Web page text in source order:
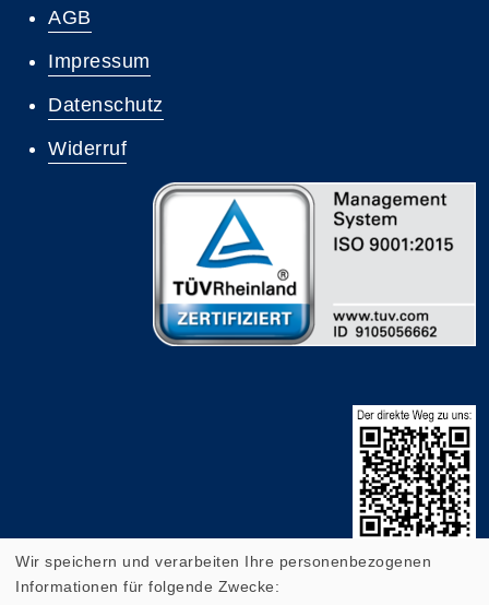
AGB
Impressum
Datenschutz
Widerruf
Wir speichern und verarbeiten Ihre personenbezogenen
Informationen für folgende Zwecke: